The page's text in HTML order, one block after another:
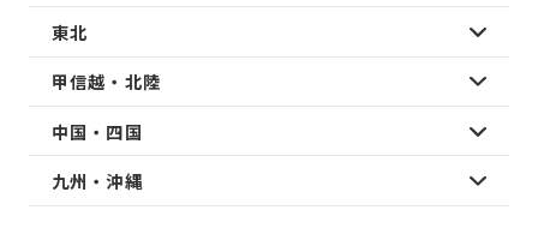
東北
甲信越・北陸
中国・四国
九州・沖縄